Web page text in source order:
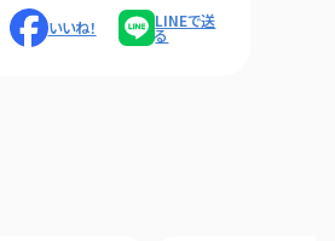
いいね！ LINEで送
る